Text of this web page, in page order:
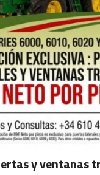
y ventanas